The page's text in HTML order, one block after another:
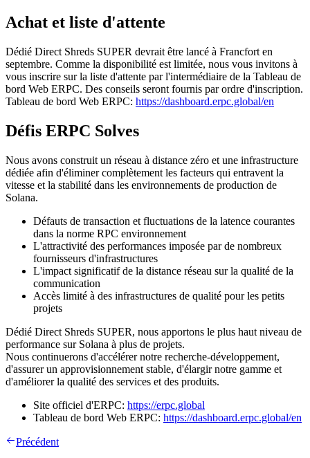
Achat et liste d'attente
Dédié Direct Shreds SUPER devrait être lancé à Francfort en
septembre. Comme la disponibilité est limitée, nous vous invitons à
vous inscrire sur la liste d'attente par l'intermédiaire de la Tableau de
bord Web ERPC. Des conseils seront fournis par ordre d'inscription.
Tableau de bord Web ERPC: https://dashboard.erpc.global/en
Défis ERPC Solves
Nous avons construit un réseau à distance zéro et une infrastructure
dédiée afin d'éliminer complètement les facteurs qui entravent la
vitesse et la stabilité dans les environnements de production de
Solana.
Défauts de transaction et fluctuations de la latence courantes
dans la norme RPC environnement
L'attractivité des performances imposée par de nombreux
fournisseurs d'infrastructures
L'impact significatif de la distance réseau sur la qualité de la
communication
Accès limité à des infrastructures de qualité pour les petits
projets
Dédié Direct Shreds SUPER, nous apportons le plus haut niveau de
performance sur Solana à plus de projets.
Nous continuerons d'accélérer notre recherche-développement,
d'assurer un approvisionnement stable, d'élargir notre gamme et
d'améliorer la qualité des services et des produits.
Site officiel d'ERPC: https://erpc.global
Tableau de bord Web ERPC: https://dashboard.erpc.global/en
Précédent